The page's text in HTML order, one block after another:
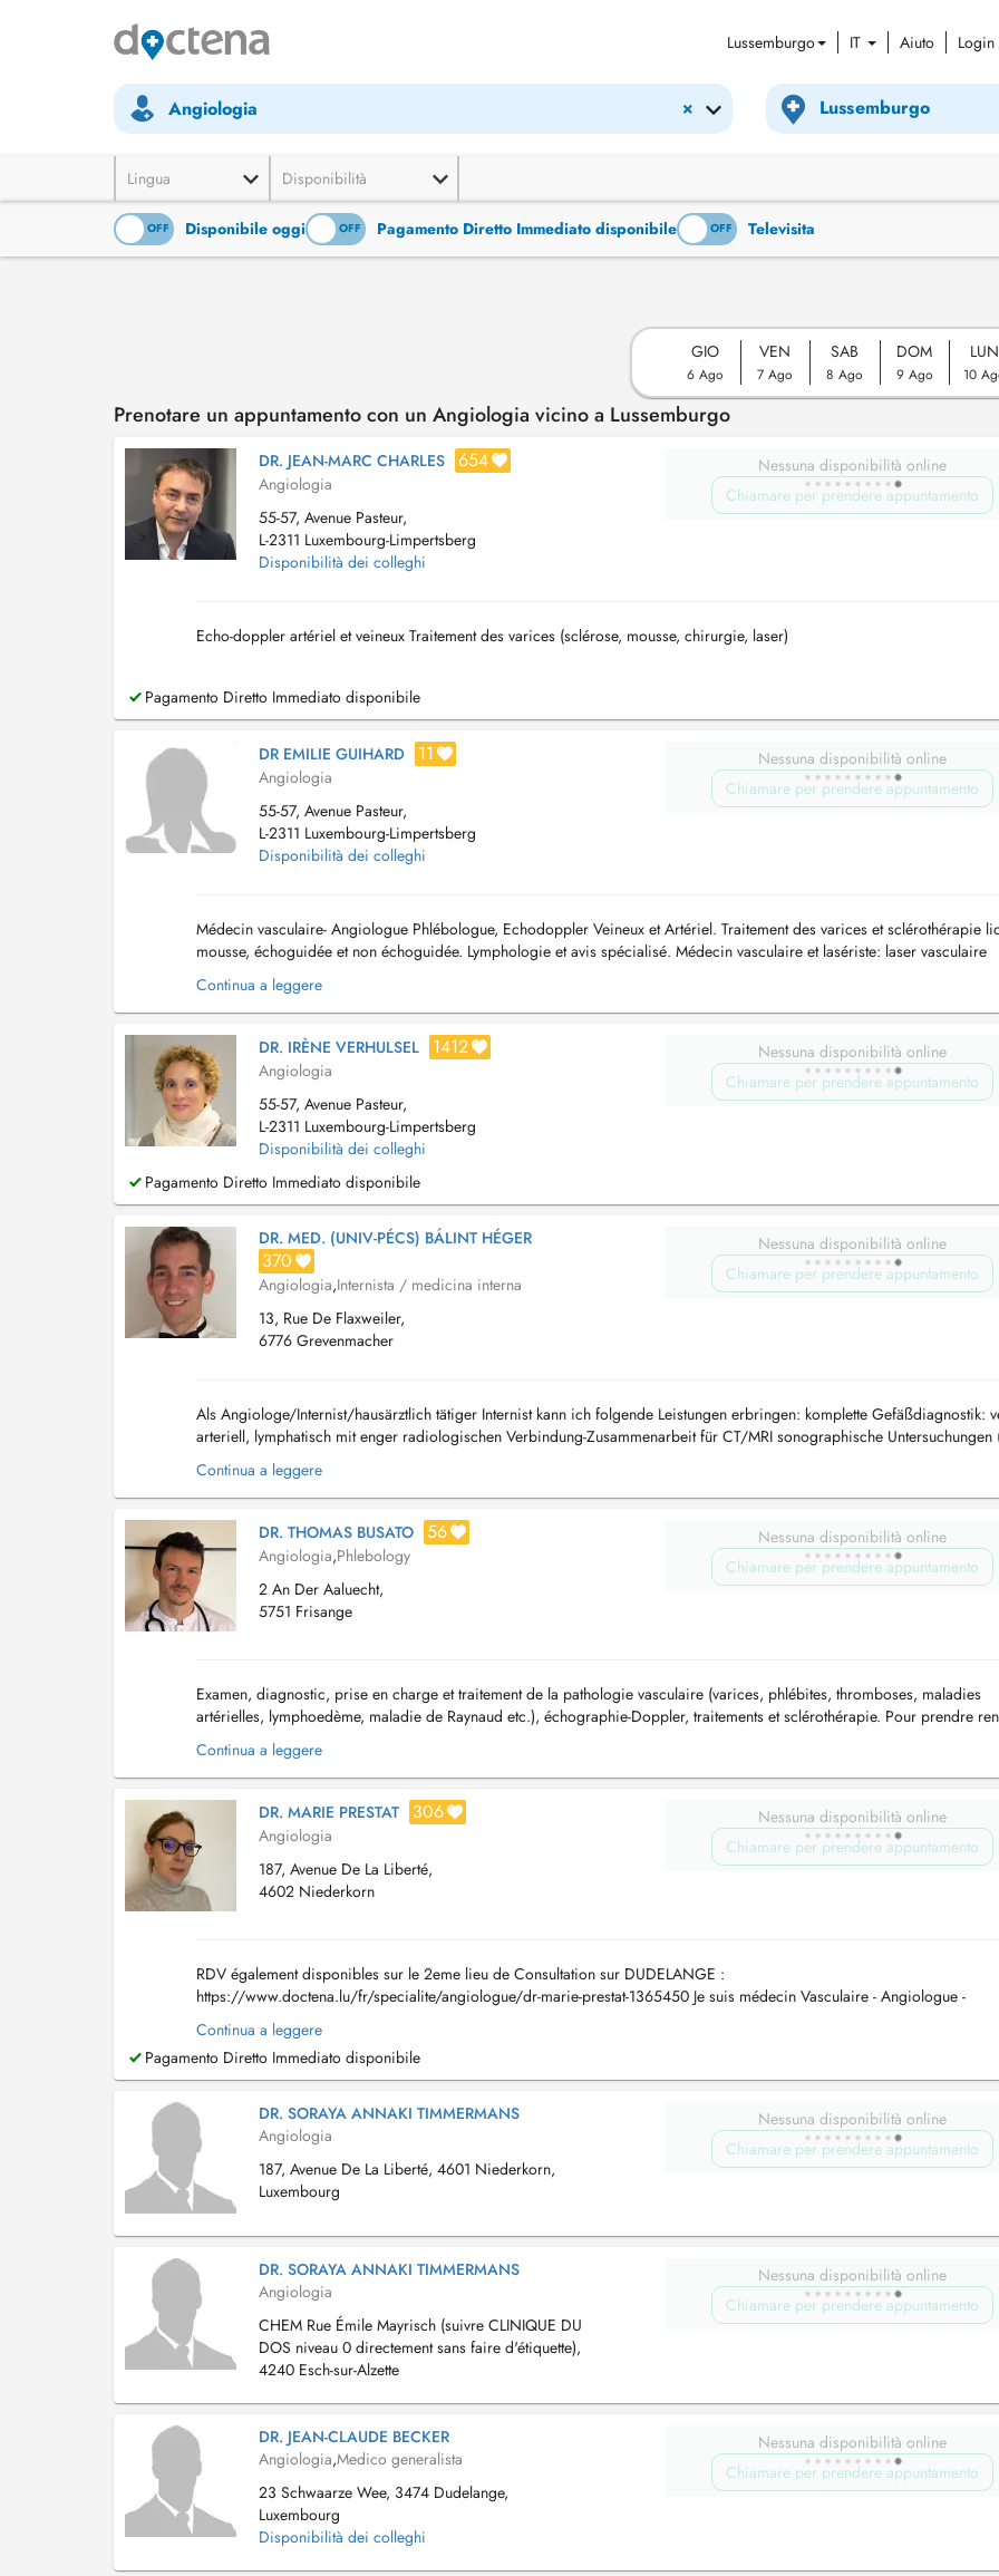
Lussemburgo IT Aiuto Login
×
Angiologia
Lingua Disponibilità
OFF Disponibile oggi
ON OFF Pagamento Diretto Immediato disponibile
ON OFF Televisita
GIO
6 Ago
VEN
7 Ago
SAB
8 Ago
DOM
9 Ago
LUN
10
Prenotare un appuntamento con un Angiologia vicino a Lussemburgo
DR. JEAN-MARC CHARLES 654
Angiologia
55-57, Avenue Pasteur,
L-2311 Luxembourg-Limpertsberg
Disponibilità dei colleghi
Nessuna disponibilità online
Chiamare per prendere appuntamento
Echo-doppler artériel et veineux Traitement des varices (sclérose, mousse, chirurgie, laser)
Pagamento Diretto Immediato disponibile
DR EMILIE GUIHARD 11
Angiologia
55-57, Avenue Pasteur,
L-2311 Luxembourg-Limpertsberg
Disponibilità dei colleghi
Nessuna disponibilità online
Chiamare per prendere appuntamento
Médecin vasculaire- Angiologue Phlébologue, Echodoppler Veineux et Artériel. Traitement des varices et sclérothérapie
mousse, échoguidée et non échoguidée. Lymphologie et avis spécialisé. Médecin vasculaire et lasériste: laser vasculaire
(varicosités, couperose, angiomes rubis...), las...
Continua a leggere
DR. IRÈNE VERHULSEL 1412
Angiologia
55-57, Avenue Pasteur,
L-2311 Luxembourg-Limpertsberg
Disponibilità dei colleghi
Nessuna disponibilità online
Chiamare per prendere appuntamento
Pagamento Diretto Immediato disponibile
DR. MED. (UNIV-PÉCS) BÁLINT HÉGER
370
Angiologia,Internista / medicina interna
13, Rue De Flaxweiler,
6776 Grevenmacher
Nessuna disponibilità online
Chiamare per prendere appuntamento
Als Angiologe/Internist/hausärztlich tätiger Internist kann ich folgende Leistungen erbringen: komplette Gefäßdiagnostik:
arteriell, lymphatisch mit enger radiologischen Verbindung-Zusammenarbeit für CT/MRI sonographische Untersuchungen
Continua a leggere
DR. THOMAS BUSATO 56
Angiologia,Phlebology
2 An Der Aaluecht,
5751 Frisange
Nessuna disponibilità online
Chiamare per prendere appuntamento
Examen, diagnostic, prise en charge et traitement de la pathologie vasculaire (varices, phlébites, thromboses, maladies
artérielles, lymphoedème, maladie de Raynaud etc.), échographie-Doppler, traitements et sclérothérapie. Pour prendre
vous, vous pouvez aussi le faire par téléphone en jo...
Continua a leggere
DR. MARIE PRESTAT 306
Angiologia
187, Avenue De La Liberté,
4602 Niederkorn
Nessuna disponibilità online
Chiamare per prendere appuntamento
RDV également disponibles sur le 2eme lieu de Consultation sur DUDELANGE :
https://www.doctena.lu/fr/specialite/angiologue/dr-marie-prestat-1365450 Je suis médecin Vasculaire - Angiologue -
Phlébologue. ECHODOPPLER ARTÉRIELS , VEINEUX, TRAITEMENT PAR ECHOSCLEROTHERAPIE, SCLEROTHÉRAPIE.
Continua a leggere
Pagamento Diretto Immediato disponibile
DR. SORAYA ANNAKI TIMMERMANS
Angiologia
187, Avenue De La Liberté, 4601 Niederkorn,
Luxembourg
Nessuna disponibilità online
Chiamare per prendere appuntamento
DR. SORAYA ANNAKI TIMMERMANS
Angiologia
CHEM Rue Émile Mayrisch (suivre CLINIQUE DU
DOS niveau 0 directement sans faire d'étiquette),
4240 Esch-sur-Alzette
Nessuna disponibilità online
Chiamare per prendere appuntamento
DR. JEAN-CLAUDE BECKER
Angiologia,Medico generalista
23 Schwaarze Wee, 3474 Dudelange,
Luxembourg
Disponibilità dei colleghi
Nessuna disponibilità online
Chiamare per prendere appuntamento